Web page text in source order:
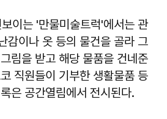
이는 '만물미술트럭'에서는 관
감이나 옷 등의 물건을 골라 그
림을 받고 해당 물품을 건네준
직원들이 기부한 생활물품 등
은 공간열림에서 전시된다.